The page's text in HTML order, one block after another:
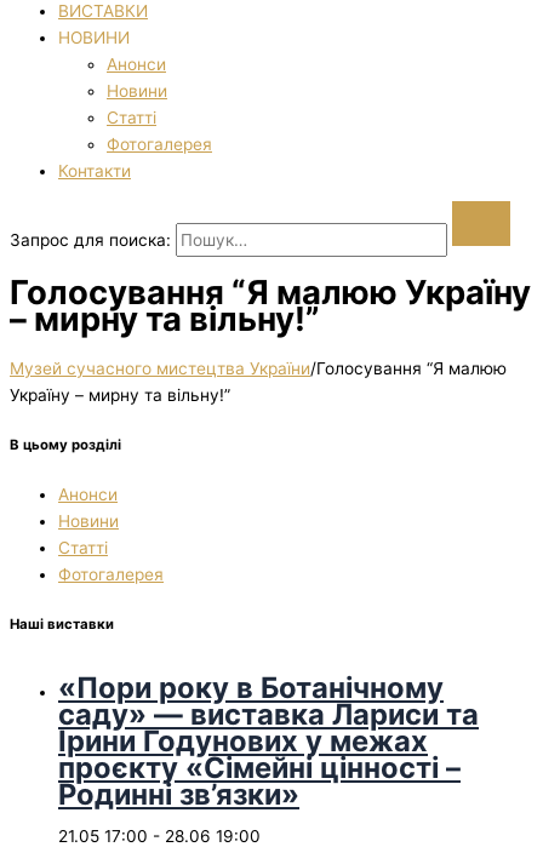
ВИСТАВКИ
НОВИНИ
Анонси
Новини
Статті
Фотогалерея
Контакти
Запрос для поиска:
Голосування “Я малюю Україну
– мирну та вільну!”
Музей сучасного мистецтва України/Голосування “Я малюю
Україну – мирну та вільну!”
В цьому розділі
Анонси
Новини
Статті
Фотогалерея
Наші виставки
«Пори року в Ботанічному
саду» — виставка Лариси та
Ірини Годунових у межах
проєкту «Сімейні цінності –
Родинні зв’язки»
21.05 17:00 - 28.06 19:00